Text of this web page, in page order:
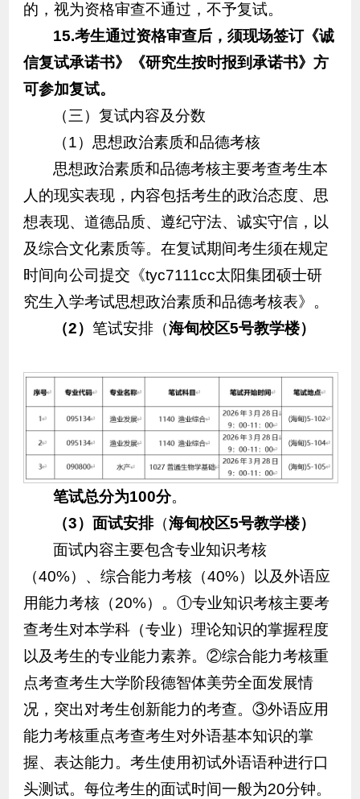
的，视为资格审查不通过，不予复试。
15.考生通过资格审查后，须现场签订《诚
信复试承诺书》《研究生按时报到承诺书》方
可参加复试。
（三）复试内容及分数
（1）思想政治素质和品德考核
思想政治素质和品德考核主要考查考生本
人的现实表现，内容包括考生的政治态度、思
想表现、道德品质、遵纪守法、诚实守信，以
及综合文化素质等。在复试期间考生须在规定
时间向公司提交《tyc7111cc太阳集团硕士研
究生入学考试思想政治素质和品德考核表》。
（2） 笔试安排（海甸校区5号教学楼）
笔试总分为100分。
（3）面试安排（海甸校区5号教学楼）
面试内容主要包含专业知识考核
（40%）、综合能力考核（40%）以及外语应
用能力考核（20%）。①专业知识考核主要考
查考生对本学科（专业）理论知识的掌握程度
以及考生的专业能力素养。②综合能力考核重
点考查考生大学阶段德智体美劳全面发展情
况，突出对考生创新能力的考查。③外语应用
能力考核重点考查考生对外语基本知识的掌
握、表达能力。考生使用初试外语语种进行口
头测试。每位考生的面试时间一般为20分钟。